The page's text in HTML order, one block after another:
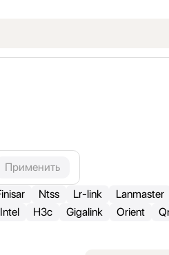
Применить
Ntss Lr-link Lanmaster
Intel H3c Gigalink Orient